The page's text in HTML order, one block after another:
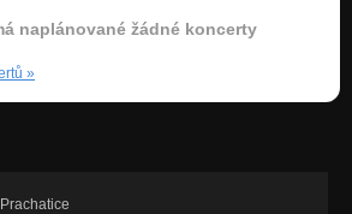
naplánované žádné koncerty
»
Prachatice